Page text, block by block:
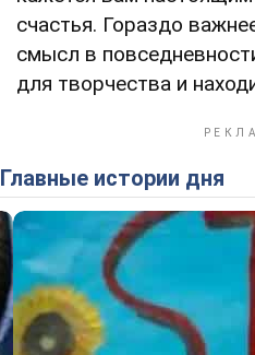
счастья. Гораздо
смысл в
для творчества и
Главные истории дня